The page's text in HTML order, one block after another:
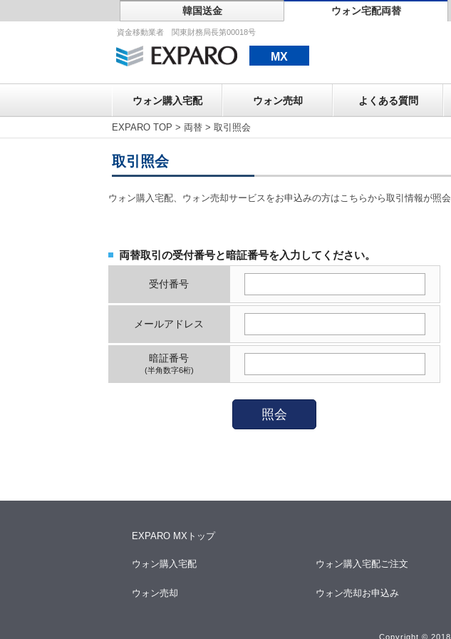
韓国送金 ウォン宅配両替
資金移動業者 関東財務局長第00018号
MX
ウォン購入宅配 ウォン売却 よくある質問
ウォン売却
EXPARO TOP > 両替 > 取引照会
取引照会
ウォン購入宅配、ウォン売却サービスをお申込みの方はこちらから取引情報が照会
両替取引の受付番号と暗証番号を入力してください。
受付番号
メールアドレス
暗証番号
(半角数字6桁)
照会
EXPARO MXトップ
ウォン購入宅配 ウォン購入宅配ご注文
ウォン売却 ウォン売却お申込み
Copyright © 2018